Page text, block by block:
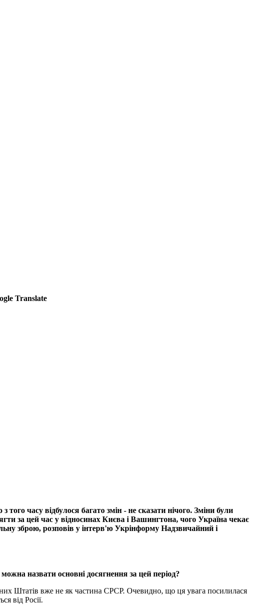
Translate
часу відбулося багато змін - не сказати нічого. Зміни були
за цей час у відносинах Києва і Вашингтона, чого Україна чекає
зброю, розповів у інтерв'ю Укрінформу Надзвичайний і
назвати основні досягнення за цей період?
Штатів вже не як частина СРСР. Очевидно, що ця увага посилилася
від Росії.